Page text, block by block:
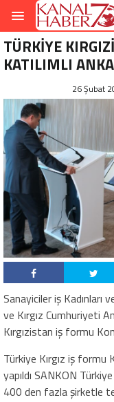
TÜRKİYE
KATILIMLI
26 Şubat
Sanayiciler iş
ve Kırgız Cumhuriyeti
Kırgızistan iş formu
Türkiye Kırgız iş formu
yapıldı SANKON
400 den fazla şirketle